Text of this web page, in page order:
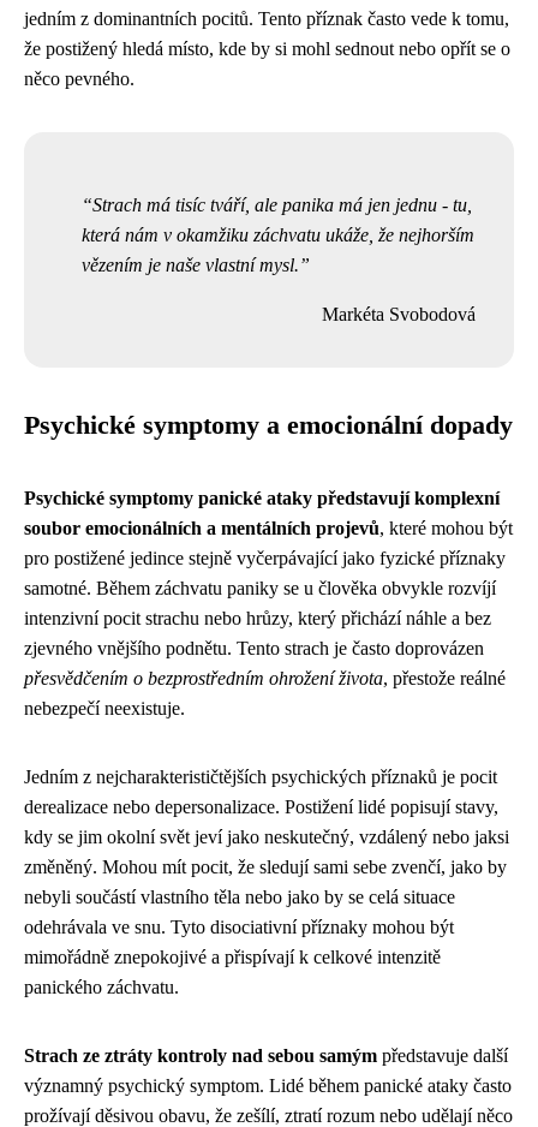
jedním z dominantních pocitů. Tento příznak často vede k tomu,
že postižený hledá místo, kde by si mohl sednout nebo opřít se o
něco pevného.
Strach má tisíc tváří, ale panika má jen jednu - tu,
která nám v okamžiku záchvatu ukáže, že nejhorším
vězením je naše vlastní mysl.
Markéta Svobodová
Psychické symptomy a emocionální dopady
Psychické symptomy panické ataky představují komplexní
soubor emocionálních a mentálních projevů, které mohou být
pro postižené jedince stejně vyčerpávající jako fyzické příznaky
samotné. Během záchvatu paniky se u člověka obvykle rozvíjí
intenzivní pocit strachu nebo hrůzy, který přichází náhle a bez
zjevného vnějšího podnětu. Tento strach je často doprovázen
přesvědčením o bezprostředním ohrožení života, přestože reálné
nebezpečí neexistuje.
Jedním z nejcharakterističtějších psychických příznaků je pocit
derealizace nebo depersonalizace. Postižení lidé popisují stavy,
kdy se jim okolní svět jeví jako neskutečný, vzdálený nebo jaksi
změněný. Mohou mít pocit, že sledují sami sebe zvenčí, jako by
nebyli součástí vlastního těla nebo jako by se celá situace
odehrávala ve snu. Tyto disociativní příznaky mohou být
mimořádně znepokojivé a přispívají k celkové intenzitě
panického záchvatu.
Strach ze ztráty kontroly nad sebou samým představuje další
významný psychický symptom. Lidé během panické ataky často
prožívají děsivou obavu, že zešílí, ztratí rozum nebo udělají něco